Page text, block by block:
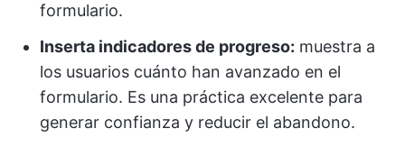
formulario.
Inserta indicadores de progreso: muestra a
los usuarios cuánto han avanzado en el
formulario. Es una práctica excelente para
generar confianza y reducir el abandono.